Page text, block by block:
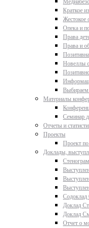
Краткое
Жестокое
Опека и
Права
Права и
Новеллы
Выбираем
Материалы
Семинар
Отчеты и
Проекты
Проект
Доклады,
Содоклад
Доклад
Доклад
Отчет о